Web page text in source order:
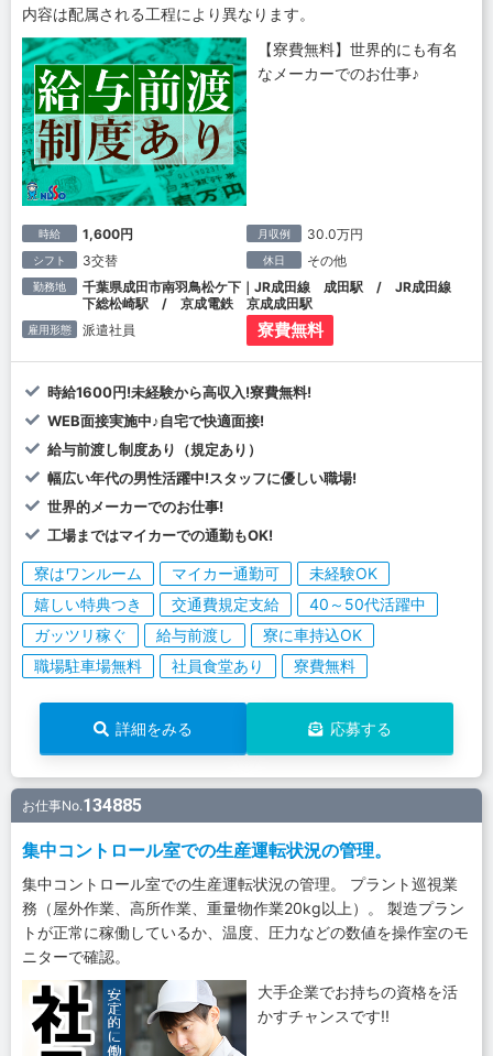
内容は配属される工程により異なります。
【寮費無料】世界的にも有名
なメーカーでのお仕事♪
時給 1,600円 月収例 30.0万円
シフト 3交替 休日 その他
勤務地
千葉県成田市南羽鳥松ケ下｜JR成田線 成田駅 / JR成田線
下総松崎駅 / 京成電鉄 京成成田駅
雇用形態 派遣社員 寮費無料
時給1600円!未経験から高収入!寮費無料!
WEB面接実施中♪自宅で快適面接!
給与前渡し制度あり（規定あり）
幅広い年代の男性活躍中!スタッフに優しい職場!
世界的メーカーでのお仕事!
工場まではマイカーでの通勤もOK!
寮はワンルーム マイカー通勤可
未経験OK
嬉しい特典つき
交通費規定支給
40～50代活躍中
ガッツリ稼ぐ
給与前渡し
寮に車持込OK
職場駐車場無料
社員食堂あり 寮費無料
詳細をみる 応募する
お仕事No.134885
集中コントロール室での生産運転状況の管理。
集中コントロール室での生産運転状況の管理。 プラント巡視業
務（屋外作業、高所作業、重量物作業20kg以上）。 製造プラン
トが正常に稼働しているか、温度、圧力などの数値を操作室のモ
ニターで確認。
大手企業でお持ちの資格を活
かすチャンスです!!